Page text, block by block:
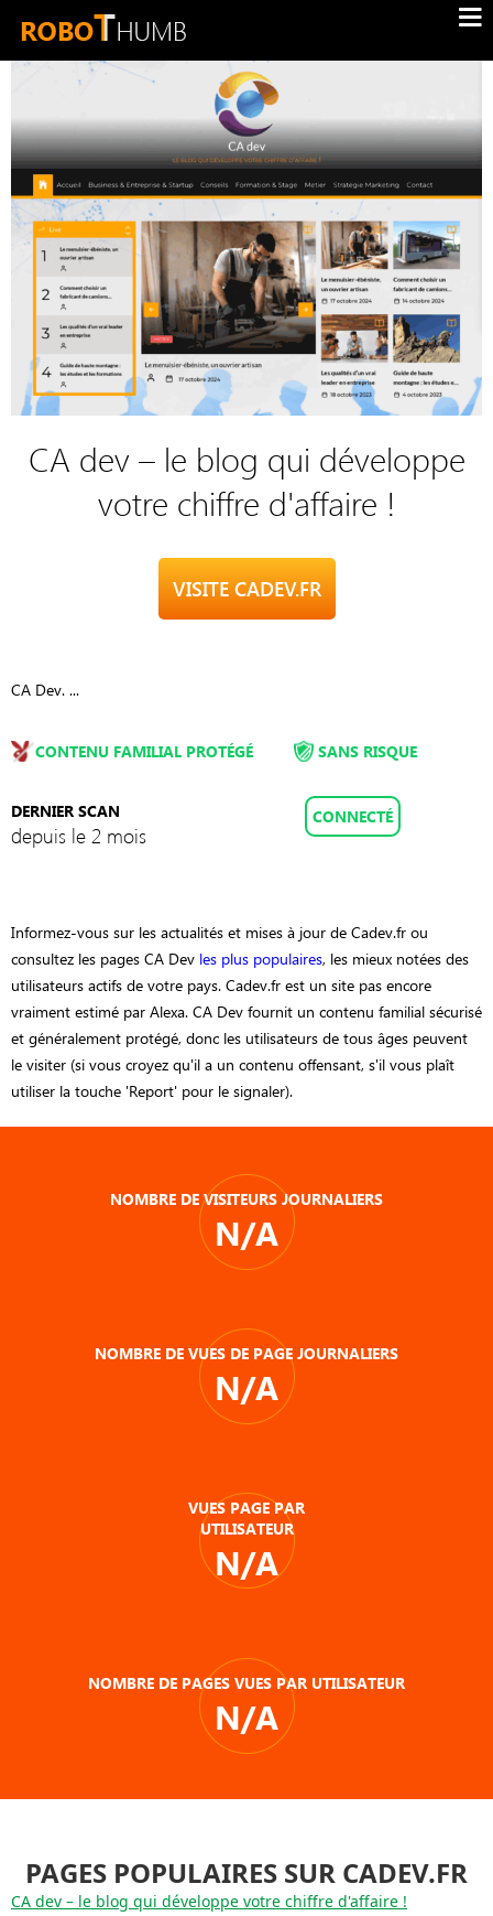
CA dev – le blog qui développe
votre chiffre d'affaire !
VISITE CADEV.FR
CA Dev. ...
CONTENU FAMILIAL PROTÉGÉ
DERNIER SCAN
depuis le 2 mois
SANS RISQUE
CONNECTÉ
Informez-vous sur les actualités et mises à jour de Cadev.fr ou
consultez les pages CA Dev les plus populaires, les mieux notées des
utilisateurs actifs de votre pays. Cadev.fr est un site pas encore
vraiment estimé par Alexa. CA Dev fournit un contenu familial sécurisé
et généralement protégé, donc les utilisateurs de tous âges peuvent
le visiter (si vous croyez qu'il a un contenu offensant, s'il vous plaît
utiliser la touche 'Report' pour le signaler).
NOMBRE DE VISITEURS JOURNALIERS
N/A
NOMBRE DE VUES DE PAGE JOURNALIERS
N/A
VUES PAGE PAR
UTILISATEUR
N/A
NOMBRE DE PAGES VUES PAR UTILISATEUR
N/A
PAGES POPULAIRES SUR CADEV.FR
CA dev – le blog qui développe votre chiffre d'affaire !